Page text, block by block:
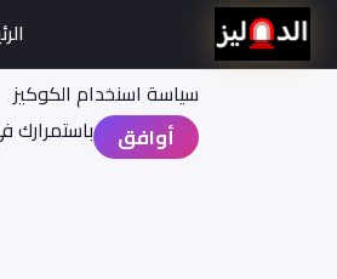
سياسة اسنخدام الكوكيز
أوافق